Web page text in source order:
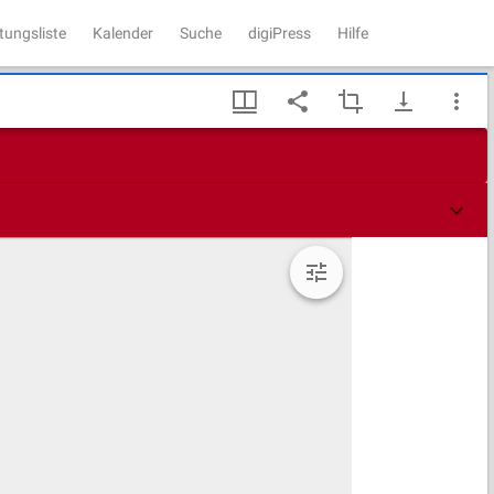
Kalender Suche digiPress Hilfe